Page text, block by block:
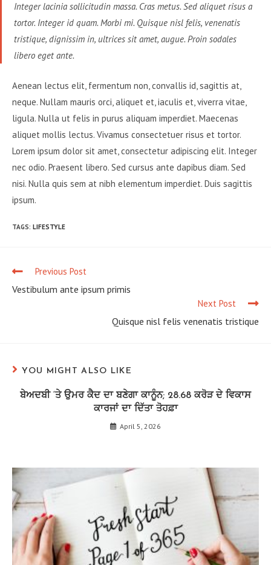
Integer lacinia sollicitudin massa. Cras metus. Sed aliquet risus a
tortor. Integer id quam. Morbi mi. Quisque nisl felis, venenatis
tristique, dignissim in, ultrices sit amet, augue. Proin sodales
libero eget ante.
Aenean lectus elit, fermentum non, convallis id, sagittis at,
neque. Nullam mauris orci, aliquet et, iaculis et, viverra vitae,
ligula. Nulla ut felis in purus aliquam imperdiet. Maecenas
aliquet mollis lectus. Vivamus consectetuer risus et tortor.
Lorem ipsum dolor sit amet, consectetur adipiscing elit. Integer
nec odio. Praesent libero. Sed cursus ante dapibus diam. Sed
nisi. Nulla quis sem at nibh elementum imperdiet. Duis sagittis
ipsum.
TAGS: LIFESTYLE
Previous Post
Vestibulum ante ipsum primis
Next Post
Quisque nisl felis venenatis tristique
YOU MIGHT ALSO LIKE
ਬੇਅਦਬੀ ‘ਤੇ ਉਮਰ ਕੈਦ ਦਾ ਬਣੇਗਾ ਕਾਨੂੰਨ; 28.68 ਕਰੋੜ ਦੇ ਵਿਕਾਸ
ਕਾਰਜਾਂ ਦਾ ਦਿੱਤਾ ਤੋਹਫ਼ਾ
April 5, 2026